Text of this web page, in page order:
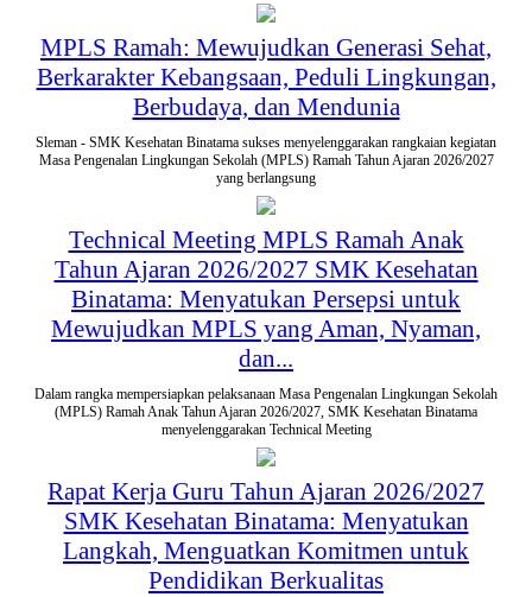
MPLS Ramah: Mewujudkan Generasi Sehat,
Berkarakter Kebangsaan, Peduli Lingkungan,
Berbudaya, dan Mendunia
Sleman - SMK Kesehatan Binatama sukses menyelenggarakan rangkaian kegiatan
Masa Pengenalan Lingkungan Sekolah (MPLS) Ramah Tahun Ajaran 2026/2027
yang berlangsung
Technical Meeting MPLS Ramah Anak
Tahun Ajaran 2026/2027 SMK Kesehatan
Binatama: Menyatukan Persepsi untuk
Mewujudkan MPLS yang Aman, Nyaman,
dan...
Dalam rangka mempersiapkan pelaksanaan Masa Pengenalan Lingkungan Sekolah
(MPLS) Ramah Anak Tahun Ajaran 2026/2027, SMK Kesehatan Binatama
menyelenggarakan Technical Meeting
Rapat Kerja Guru Tahun Ajaran 2026/2027
SMK Kesehatan Binatama: Menyatukan
Langkah, Menguatkan Komitmen untuk
Pendidikan Berkualitas